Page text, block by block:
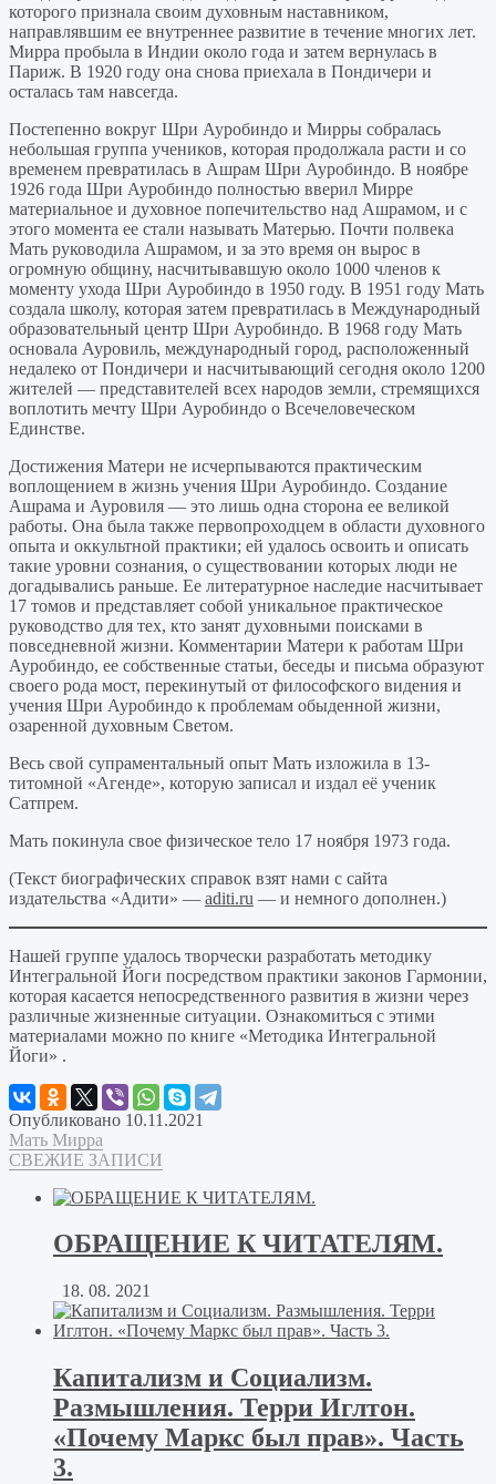
которого признала своим духовным наставником,
направлявшим ее внутреннее развитие в течение многих лет.
Мирра пробыла в Индии около года и затем вернулась в
Париж. В 1920 году она снова приехала в Пондичери и
осталась там навсегда.
Постепенно вокруг Шри Ауробиндо и Мирры собралась
небольшая группа учеников, которая продолжала расти и со
временем превратилась в Ашрам Шри Ауробиндо. В ноябре
1926 года Шри Ауробиндо полностью вверил Мирре
материальное и духовное попечительство над Ашрамом, и с
этого момента ее стали называть Матерью. Почти полвека
Мать руководила Ашрамом, и за это время он вырос в
огромную общину, насчитывавшую около 1000 членов к
моменту ухода Шри Ауробиндо в 1950 году. В 1951 году Мать
создала школу, которая затем превратилась в Международный
образовательный центр Шри Ауробиндо. В 1968 году Мать
основала Ауровиль, международный город, расположенный
недалеко от Пондичери и насчитывающий сегодня около 1200
жителей — представителей всех народов земли, стремящихся
воплотить мечту Шри Ауробиндо о Всечеловеческом
Единстве.
Достижения Матери не исчерпываются практическим
воплощением в жизнь учения Шри Ауробиндо. Создание
Ашрама и Ауровиля — это лишь одна сторона ее великой
работы. Она была также первопроходцем в области духовного
опыта и оккультной практики; ей удалось освоить и описать
такие уровни сознания, о существовании которых люди не
догадывались раньше. Ее литературное наследие насчитывает
17 томов и представляет собой уникальное практическое
руководство для тех, кто занят духовными поисками в
повседневной жизни. Комментарии Матери к работам Шри
Ауробиндо, ее собственные статьи, беседы и письма образуют
своего рода мост, перекинутый от философского видения и
учения Шри Ауробиндо к проблемам обыденной жизни,
озаренной духовным Светом.
Весь свой супраментальный опыт Мать изложила в 13-
титомной «Агенде», которую записал и издал её ученик
Сатпрем.
Мать покинула свое физическое тело 17 ноября 1973 года.
(Текст биографических справок взят нами с сайта
издательства «Адити» — aditi.ru — и немного дополнен.)
Нашей группе удалось творчески разработать методику
Интегральной Йоги посредством практики законов Гармонии,
которая касается непосредственного развития в жизни через
различные жизненные ситуации. Ознакомиться с этими
материалами можно по книге «Методика Интегральной
Йоги» .
Опубликовано 10.11.2021
Мать Мирра
СВЕЖИЕ ЗАПИСИ
ОБРАЩЕНИЕ К ЧИТАТЕЛЯМ.
18. 08. 2021
Капитализм и Социализм.
Размышления. Терри Иглтон.
«Почему Маркс был прав». Часть
3.